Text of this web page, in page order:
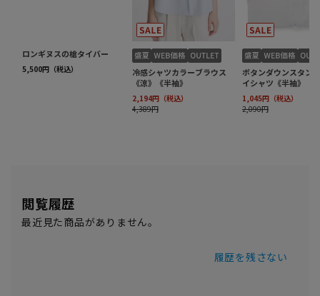
閲覧履歴
最近見た商品がありません。
履歴を残さない